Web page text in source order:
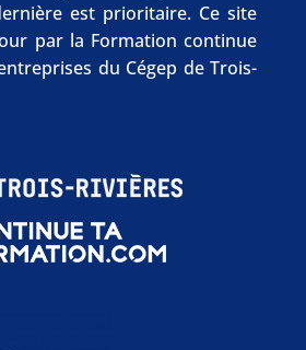
est prioritaire. Ce site
par la Formation continue
du Cégep de Trois-